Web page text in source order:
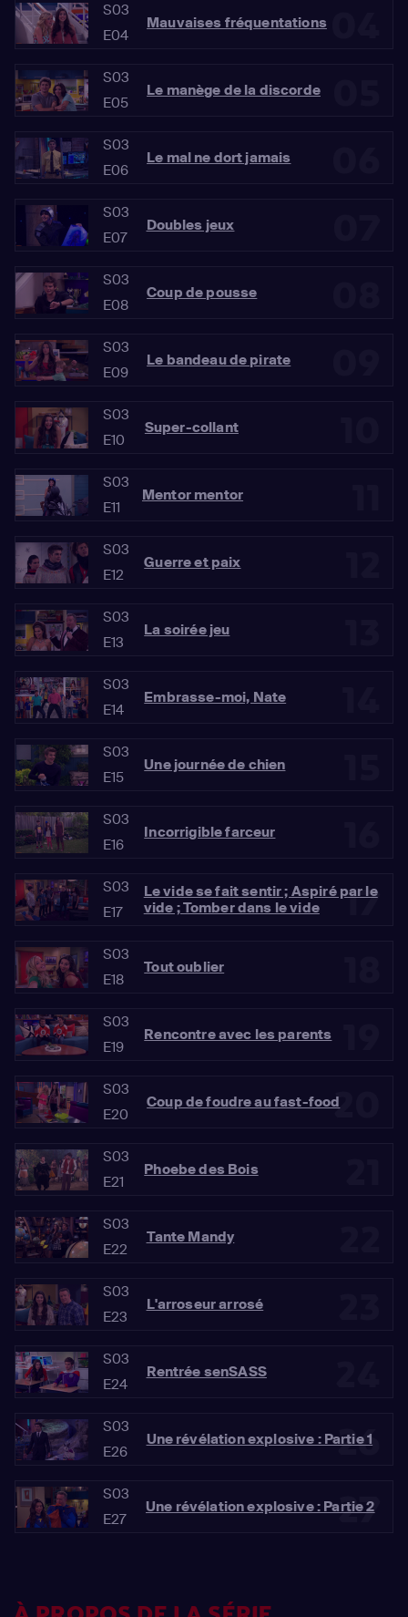
S03
E04
Mauvaises fréquentations
S03
E05
Le manège de la discorde
S03
E06
Le mal ne dort jamais
S03
E07
Doubles jeux
S03
E08
Coup de pousse
S03
E09
Le bandeau de pirate
S03
E10
Super-collant
S03
E11
Mentor mentor
S03
E12
Guerre et paix
S03
E13
La soirée jeu
S03
E14
Embrasse-moi, Nate
S03
E15
Une journée de chien
S03
E16
Incorrigible farceur
17
S03
E17
Le vide se fait sentir ; Aspiré par le
vide ; Tomber dans le vide
S03
E18
Tout oublier
S03
E19
Rencontre avec les parents
20
S03
E20
Coup de foudre au fast-food
S03
E21
Phoebe des Bois
S03
E22
Tante Mandy
S03
E23
L'arroseur arrosé
S03
E24
Rentrée senSASS
26
S03
E26
Une révélation explosive : Partie 1
27
S03
E27
Une révélation explosive : Partie 2